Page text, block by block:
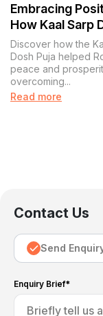
Embracing
How Kaal Sarp
Puja
Rohan’s Life
Discover how the
Dosh Puja helped
peace and
overcoming...
Read more
Contact Us
Send
Enquiry Brief*